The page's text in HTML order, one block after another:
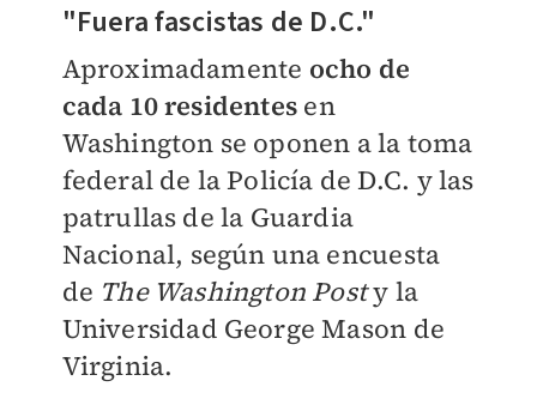
"Fuera fascistas de D.C."
Aproximadamente ocho de
cada 10 residentes en
Washington se oponen a la toma
federal de la Policía de D.C. y las
patrullas de la Guardia
Nacional, según una encuesta
de The Washington Posty la
Universidad George Mason de
Virginia.